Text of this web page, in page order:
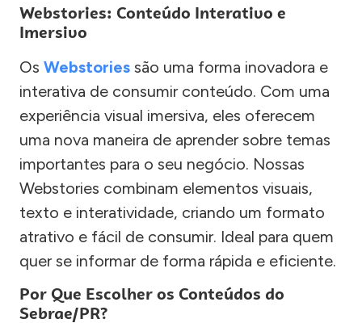
Webstories: Conteúdo Interativo e
Imersivo
Os Webstories são uma forma inovadora e
interativa de consumir conteúdo. Com uma
experiência visual imersiva, eles oferecem
uma nova maneira de aprender sobre temas
importantes para o seu negócio. Nossas
Webstories combinam elementos visuais,
texto e interatividade, criando um formato
atrativo e fácil de consumir. Ideal para quem
quer se informar de forma rápida e eficiente.
Por Que Escolher os Conteúdos do
Sebrae/PR?